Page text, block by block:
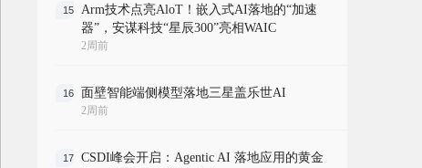
15
Arm技术点亮AloT！嵌入式AI落地的“加速
器”，安谋科技“星辰300”亮相WAIC
2周前
16 面壁智能端侧模型落地三星盖乐世AI
2周前
17
CSDI峰会开启：Agentic AI 落地应用的黄金